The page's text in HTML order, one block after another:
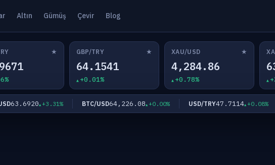
Altın Gümüş Çevir Blog
★ GBP/TRY ★
64.1541
+0.01%
XAU/USD ★
4,284.86
+0.78%
+3.31% BTC/USD64,226.08 +0.00% USD/TRY47.7114 +0.08%